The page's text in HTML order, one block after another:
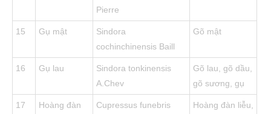
Pierre
15 Gụ mật
Sindora
cochinchinensis Baill
Gõ mật
16 Gụ lau
Sindora tonkinensis
A.Chev
Gõ lau, gõ dầu,
gõ sương, gụ
17 Hoàng đàn
Cupressus funebris
Hoàng đàn liễu,